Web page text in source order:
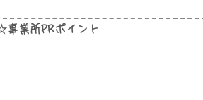
事業所PRポイント